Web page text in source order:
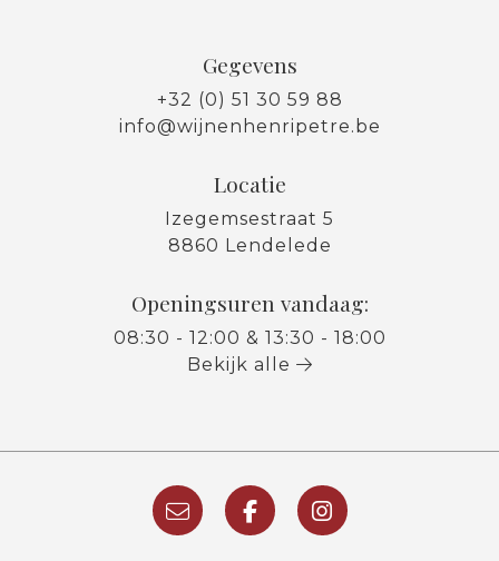
Gegevens
+32 (0) 51 30 59 88
info@wijnenhenripetre.be
Locatie
Izegemsestraat 5
8860 Lendelede
Openingsuren vandaag:
08:30 - 12:00 & 13:30 - 18:00
Bekijk alle